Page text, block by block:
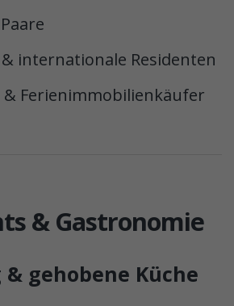
internationale Residenten
Ferienimmobilienkäufer
& Gastronomie
gehobene Küche